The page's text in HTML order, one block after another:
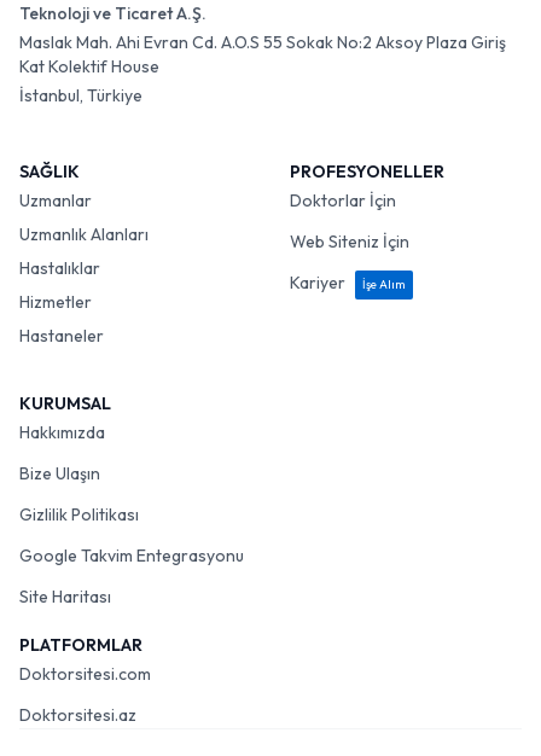
Teknoloji ve Ticaret A.Ş.
Maslak Mah. Ahi Evran Cd. A.O.S 55 Sokak No:2 Aksoy Plaza Giriş
Kat Kolektif House
İstanbul, Türkiye
SAĞLIK
Uzmanlar
Uzmanlık Alanları
Hastalıklar
Hizmetler
Hastaneler
PROFESYONELLER
Doktorlar İçin
Web Siteniz İçin
Kariyer
İşe Alım
KURUMSAL
Hakkımızda
Bize Ulaşın
Gizlilik Politikası
Google Takvim Entegrasyonu
Site Haritası
PLATFORMLAR
Doktorsitesi.com
Doktorsitesi.az